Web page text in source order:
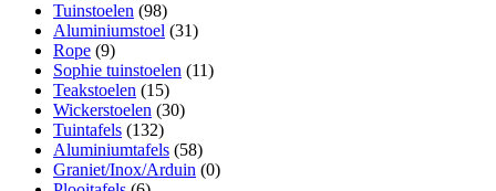
Tuinstoelen (98)
Aluminiumstoel (31)
Rope (9)
Sophie tuinstoelen (11)
Teakstoelen (15)
Wickerstoelen (30)
Tuintafels (132)
Aluminiumtafels (58)
Graniet/Inox/Arduin (0)